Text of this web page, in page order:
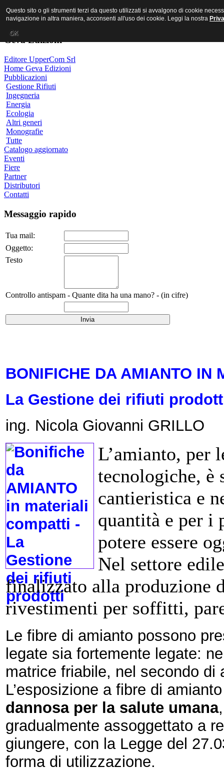
Geva Edizioni
Editore UpperCom Srl
Home Geva Edizioni
Pubblicazioni
Gestione Rifiuti
Ingegneria
Energia
Ecologia
Altri generi
Monografie
Tutte
Catalogo aggiornato
Eventi
Fiere
Partner
Distributori
Contatti
Messaggio rapido
Tua mail:
Oggetto:
Testo
Controllo antispam - Quante dita ha una mano? - (in cifre)
BONIFICHE DA AMIANTO IN
La Gestione dei rifiuti
ing. Nicola Giovanni GRILLO
L’amianto, per
tecnologiche, è
cantieristica e
quantità e per i
potere essere
Nel settore
finalizzato alla produzione
rivestimenti per soffitti,
Le fibre di amianto possono
legate sia fortemente legate:
matrice friabile, nel secondo
L’esposizione a fibre di
dannosa per la salute umana
gradualmente assoggettato a
giungere, con la Legge del
forma di utilizzazione.
Questo sito o gli strumenti terzi da questo utilizzati si avvalgono di cookie
navigazione in altra maniera, acconsenti all'uso dei cookie. Leggi la nostra
OK